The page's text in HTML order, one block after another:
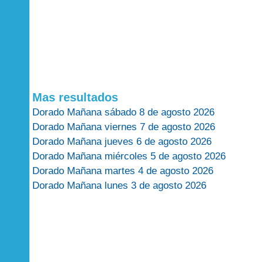
Mas resultados
Dorado Mañana sábado 8 de agosto 2026
Dorado Mañana viernes 7 de agosto 2026
Dorado Mañana jueves 6 de agosto 2026
Dorado Mañana miércoles 5 de agosto 2026
Dorado Mañana martes 4 de agosto 2026
Dorado Mañana lunes 3 de agosto 2026